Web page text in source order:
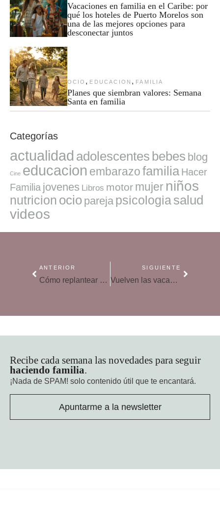
Vacaciones en familia en el Caribe: por
qué los hoteles de Puerto Morelos son
una de las mejores opciones para
desconectar juntos
OCIO , EDUCACION , FAMILIA
Planes que siembran valores: Semana
Santa en familia
Categorías
actualidad adolescentes bebes blog
Cine educacion embarazofamilia Hacer
Familia jovenes Libros motor mujer niños
nutricion ocio pareja psicologiasalud
videos
ANTERIOR
Cómo replantear un verano distinto con los niños
SIGUIENTE
Vuelven las vacaciones de proximidad en familia: seguridad en el coche
Recibe cada semana las novedades para seguir
haciendo familia.
¡Nada de SPAM! solo contenido útil que te encantará.
Apuntarme a la newsletter